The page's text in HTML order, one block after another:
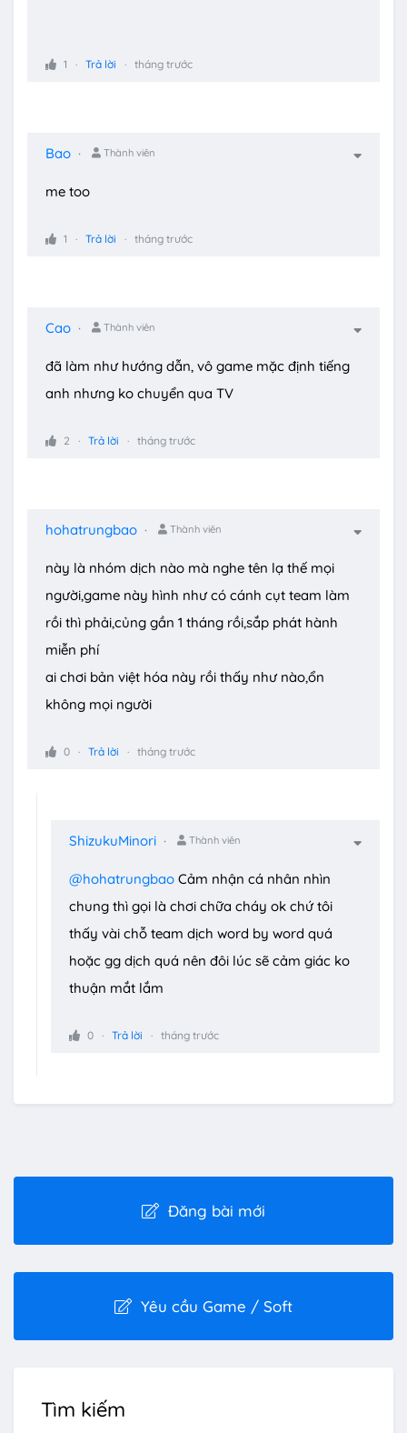
1 Trả lời tháng trước
Bao Thành viên
me too
1 Trả lời tháng trước
Cao Thành viên
đã làm như hướng dẫn, vô game mặc định tiếng
anh nhưng ko chuyển qua TV
2 Trả lời tháng trước
hohatrungbao Thành viên
này là nhóm dịch nào mà nghe tên lạ thế mọi
người,game này hình như có cánh cụt team làm
rồi thì phải,củng gần 1 tháng rồi,sắp phát hành
miễn phí
ai chơi bản việt hóa này rồi thấy như nào,ổn
không mọi người
0 Trả lời tháng trước
ShizukuMinori Thành viên
@hohatrungbao Cảm nhận cá nhân nhìn
chung thì gọi là chơi chữa cháy ok chứ tôi
thấy vài chỗ team dịch word by word quá
hoặc gg dịch quá nên đôi lúc sẽ cảm giác ko
thuận mắt lắm
0 Trả lời tháng trước
Đăng bài mới
Yêu cầu Game / Soft
Tìm kiếm